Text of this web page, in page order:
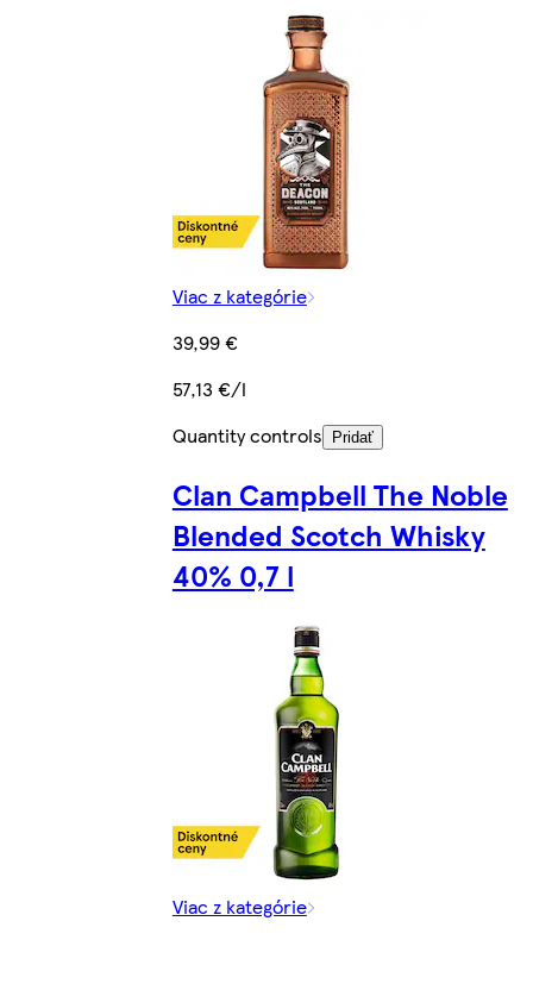
Viac z kategórie
39,99 €
57,13 €/l
Quantity controls
Pridať
Clan Campbell The Noble
Blended Scotch Whisky
40% 0,7 l
Viac z kategórie